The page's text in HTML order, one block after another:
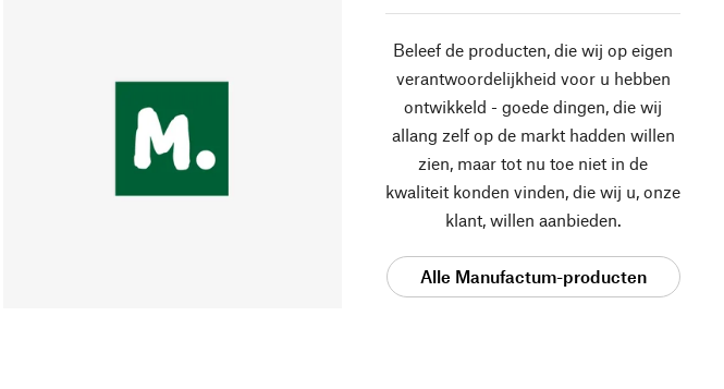
Beleef de producten, die wij op eigen
verantwoordelijkheid voor u hebben
ontwikkeld - goede dingen, die wij
allang zelf op de markt hadden willen
zien, maar tot nu toe niet in de
kwaliteit konden vinden, die wij u, onze
klant, willen aanbieden.
Alle Manufactum-producten